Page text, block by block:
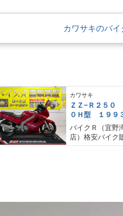
カワサキのバ
カワサキ
ＺＺ−Ｒ２５０
０Ｈ型 １９９
ル 社外スクリ
ＴＣ サブハン
バイクＲ（宜野
店）格安バイク